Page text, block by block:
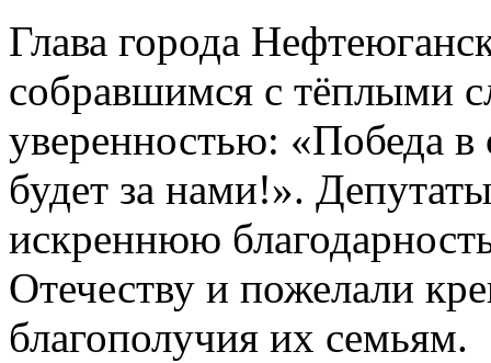
Глава города
собравшимся с тёплыми
уверенностью: «Победа
будет за нами!».
искреннюю
Отечеству и пожелали
благополучия их семьям.